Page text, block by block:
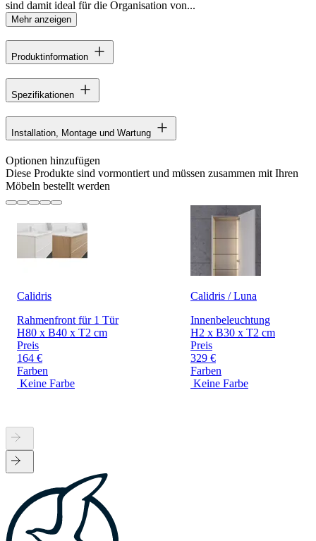
sind damit ideal für die Organisation von...
Mehr anzeigen
Produktinformation
Spezifikationen
Installation, Montage und Wartung
Optionen hinzufügen
Diese Produkte sind vormontiert und müssen zusammen mit Ihren
Möbeln bestellt werden
Calidris
Rahmenfront für 1 Tür
H80 x B40 x T2 cm
Preis
164 €
Farben
Keine Farbe
Calidris / Luna
Innenbeleuchtung
H2 x B30 x T2 cm
Preis
329 €
Farben
Keine Farbe